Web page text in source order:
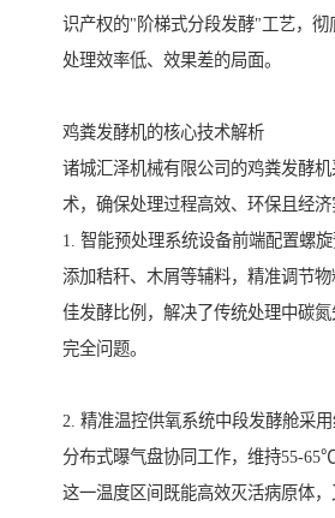
识产权的"阶梯式分段发酵"工艺，彻
处理效率低、效果差的局面。
鸡粪发酵机的核心技术解析
诸城汇泽机械有限公司的鸡粪发酵
术，确保处理过程高效、环保且经济
1. 智能预处理系统设备前端配置螺
添加秸秆、木屑等辅料，精准调节
佳发酵比例，解决了传统处理中碳
完全问题。
2. 精准温控供氧系统中段发酵舱采
分布式曝气盘协同工作，维持55-
这一温度区间既能高效灭活病原体